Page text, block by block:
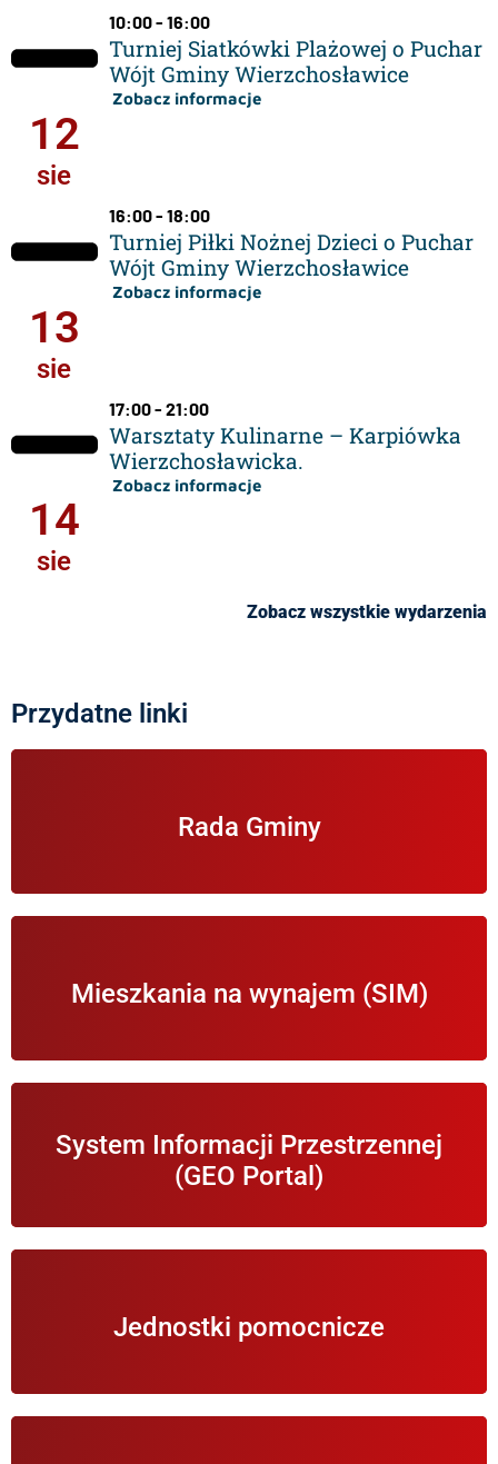
12
sie
10:00 - 16:00
Turniej Siatkówki Plażowej o Puchar
Wójt Gminy Wierzchosławice
Zobacz informacje
13
sie
16:00 - 18:00
Turniej Piłki Nożnej Dzieci o Puchar
Wójt Gminy Wierzchosławice
Zobacz informacje
14
sie
17:00 - 21:00
Warsztaty Kulinarne – Karpiówka
Wierzchosławicka.
Zobacz informacje
Zobacz wszystkie wydarzenia
Przydatne linki
Rada Gminy
Mieszkania na wynajem (SIM)
wynajmu
System Informacji Przestrzennej
(GEO Portal)
Otwiera Gminny GeoPortal z mapami Gminy
Wierzchosławice.
Jednostki pomocnicze
podległych Wójtowi Gminy Wierzchosławice.